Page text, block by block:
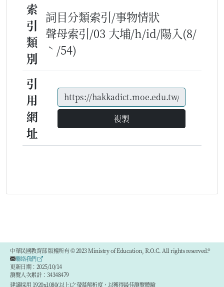
索
引
類
別
詞目分類索引/事物情狀
聲母索引/03 大埔/h/id/陽入(8/
ˋ/54)
引
用
網
址
複製
中華民國教育部 版權所有 © 2023 Ministry of Education, R.O.C. All rights reserved.®
聯絡我們
更新日期：2025/10/14
瀏覽人次累計：34348479
建議採用 1920x1080(以上)之螢幕解析度，以獲得最佳瀏覽體驗